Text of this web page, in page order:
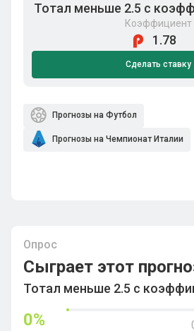
Тотал меньше 2.5 с
Коэффициент
1.78
Сделать ставку
Прогнозы на Футбол
Прогнозы на Чемпионат Италии
Опрос
Сыграет этот
Тотал меньше 2.5 с
0%